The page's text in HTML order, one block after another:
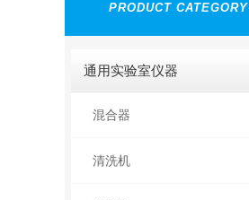
PRODUCT CATEGORY
通用实验室仪器
混合器
清洗机